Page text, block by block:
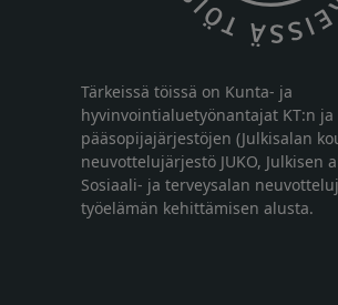
Tärkeissä töissä on Kunta- ja
hyvinvointialuetyönantajat KT:n
pääsopijajärjestöjen (Julkisalan
neuvottelujärjestö JUKO, Julkisen
Sosiaali- ja terveysalan
työelämän kehittämisen alusta.